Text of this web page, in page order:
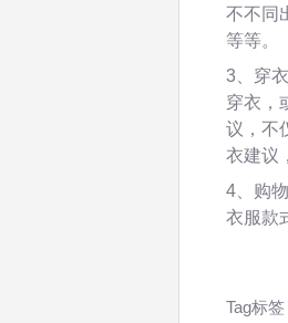
不不同
等等。
3、穿
穿衣，
议，不
衣建议
4、购
衣服款
Tag标签